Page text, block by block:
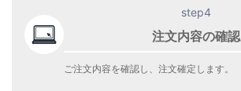
step4
注文内容の確認
ご注文内容を確認し、注文確定します。